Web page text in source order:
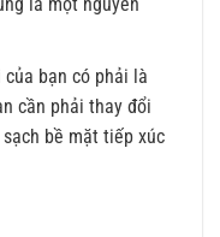
bạn có phải là
cần phải thay đổi
bề mặt tiếp xúc